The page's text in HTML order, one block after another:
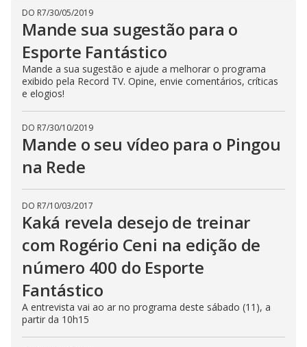
o
DO R7/30/05/2019
Mande sua sugestão para o
Esporte Fantástico
Mande a sua sugestão e ajude a melhorar o programa
exibido pela Record TV. Opine, envie comentários, críticas
e elogios!
DO R7/30/10/2019
Mande o seu vídeo para o Pingou
na Rede
DO R7/10/03/2017
Kaká revela desejo de treinar
com Rogério Ceni na edição de
número 400 do Esporte
Fantástico
A entrevista vai ao ar no programa deste sábado (11), a
partir da 10h15